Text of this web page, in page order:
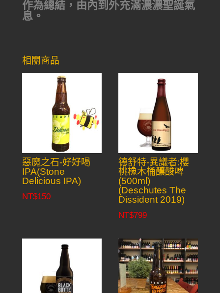
作為總結，由內到外充滿濃濃聖誕氣
息。
相關商品
惡魔之石-好好喝
IPA(Stone
Delicious IPA)
NT$150
德舒特-異議者:櫻
桃橡木桶釀酸啤
(500ml)
(Deschutes The
Dissident 2019)
NT$799